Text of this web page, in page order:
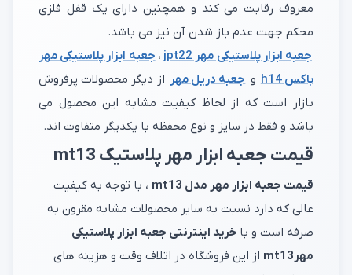
معروف رقابت می کند و همچنین دارای یک قفل فلزی
محکم جهت عدم باز شدن آن نیز می باشد.
جعبه ابزار پلاستیکی مهر jpt22
، جعبه ابزار پلاستیکی مهر
باکس h14
و جعبه دریل مهر از دیگر محصولات پرفروش
بازار است که از لحاظ کیفیت مشابه این محصول می
باشد و فقط در سایز و نوع محفظه با یکدیگر متفاوت اند.
قیمت جعبه ابزار مهر پلاستیک mt13
قیمت جعبه ابزار مهر مدل mt13
، با توجه به کیفیت
عالی که دارد نسبت به سایر محصولات مشابه مقرون به
صرفه است و با خرید اینترنتی جعبه ابزار پلاستیکی
مهرmt13
از این فروشگاه در اتلاف وقت و هزینه های